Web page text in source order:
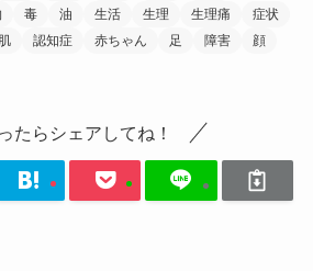
毒 油 生活 生理 生理痛
症状
認知症 赤ちゃん 足 障害
顔
たらシェアしてね！